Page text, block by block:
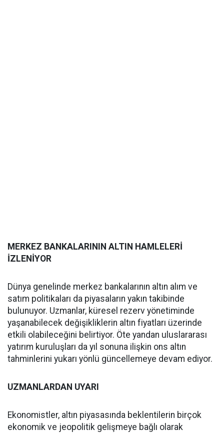
MERKEZ BANKALARININ ALTIN HAMLELERİ
İZLENİYOR
Dünya genelinde merkez bankalarının altın alım ve
satım politikaları da piyasaların yakın takibinde
bulunuyor. Uzmanlar, küresel rezerv yönetiminde
yaşanabilecek değişikliklerin altın fiyatları üzerinde
etkili olabileceğini belirtiyor. Öte yandan uluslararası
yatırım kuruluşları da yıl sonuna ilişkin ons altın
tahminlerini yukarı yönlü güncellemeye devam ediyor.
UZMANLARDAN UYARI
Ekonomistler, altın piyasasında beklentilerin birçok
ekonomik ve jeopolitik gelişmeye bağlı olarak